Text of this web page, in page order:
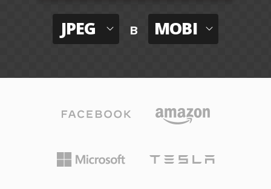
JPEG в MOBI